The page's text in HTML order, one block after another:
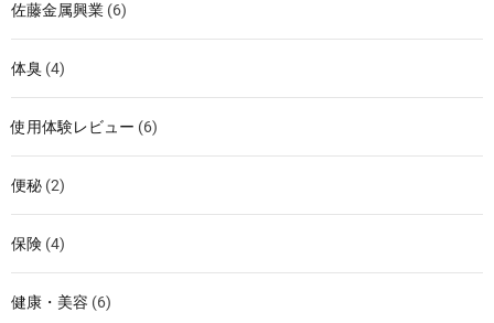
佐藤金属興業 (6)
体臭 (4)
使用体験レビュー (6)
便秘 (2)
保険 (4)
健康・美容 (6)